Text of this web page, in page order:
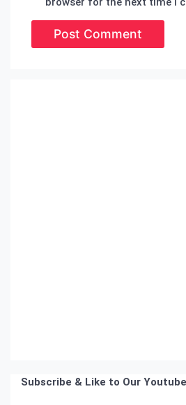
Subscribe & Like to Our